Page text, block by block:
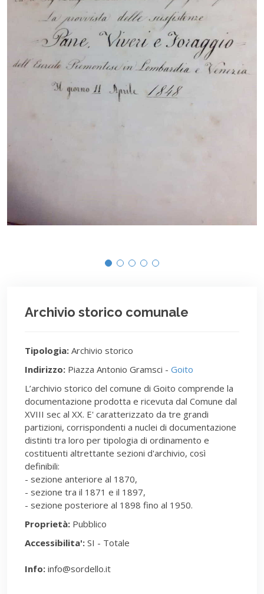
Archivio storico comunale
Tipologia: Archivio storico
Indirizzo: Piazza Antonio Gramsci - Goito
L’archivio storico del comune di Goito comprende la
documentazione prodotta e ricevuta dal Comune dal
XVIII sec al XX. E' caratterizzato da tre grandi
partizioni, corrispondenti a nuclei di documentazione
distinti tra loro per tipologia di ordinamento e
costituenti altrettante sezioni d'archivio, così
definibili:
- sezione anteriore al 1870,
- sezione tra il 1871 e il 1897,
- sezione posteriore al 1898 fino al 1950.
Proprietà: Pubblico
Accessibilita': SI - Totale
Info: info@sordello.it